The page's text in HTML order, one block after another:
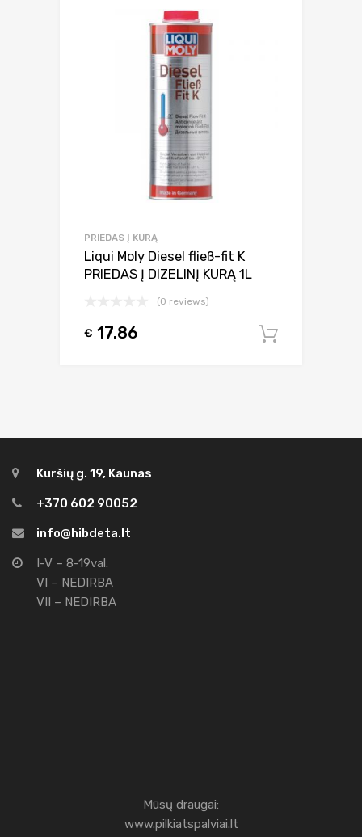
PRIEDAS Į KURĄ
Liqui Moly Diesel fließ-fit K
PRIEDAS Į DIZELINĮ KURĄ 1L
(0 reviews)
€ 17.86
Kuršių g. 19, Kaunas
+370 602 90052
info@hibdeta.lt
I-V – 8-19val.
VI – NEDIRBA
VII – NEDIRBA
Mūsų draugai:
www.pilkiatspalviai.lt